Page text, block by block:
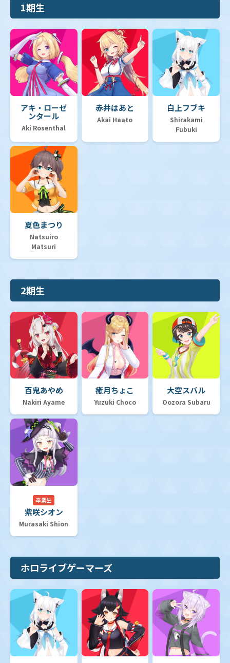
1期生
アキ・ローゼ
ンタール
Aki Rosenthal
赤井はあと
Akai Haato
白上フブキ
Shirakami
Fubuki
夏色まつり
Natsuiro
Matsuri
2期生
百鬼あやめ
Nakiri Ayame
癒月ちょこ
Yuzuki Choco
大空スバル
Oozora Subaru
卒業生
紫咲シオン
Murasaki Shion
ホロライブゲーマーズ